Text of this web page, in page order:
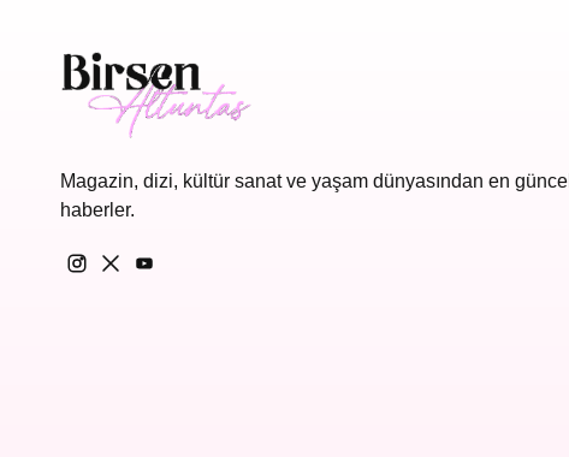
Magazin, dizi, kültür sanat ve yaşam dünyasından en güncel
haberler.